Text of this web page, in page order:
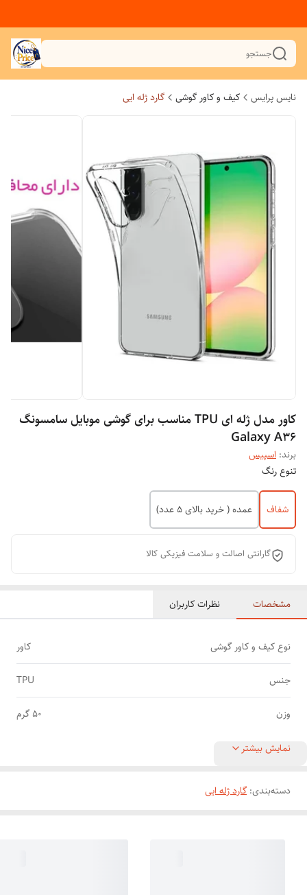
جستجو
نایس پرایس کیف و کاور گوشی گارد ژله ایی
کاور مدل ژله ای TPU مناسب برای گوشی موبایل سامسونگ
Galaxy A36
برند: اسپیس
تنوع رنگ
شفاف عمده ( خرید بالای 5 عدد)
گارانتی اصالت و سلامت فیزیکی کالا
مشخصات نظرات کاربران
نوع کیف و کاور گوشی کاور
جنس TPU
وزن 50 گرم
نمایش بیشتر
دسته‌بندی: گارد ژله ایی